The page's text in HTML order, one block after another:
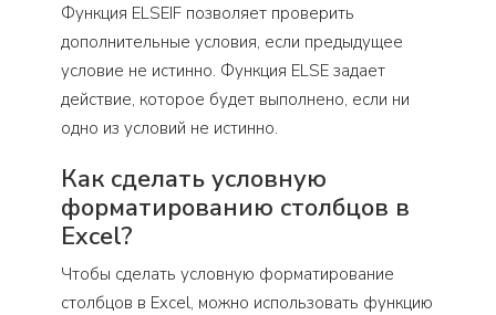
Функция ELSEIF позволяет проверить
дополнительные условия, если предыдущее
условие не истинно. Функция ELSE задает
действие, которое будет выполнено, если ни
одно из условий не истинно.
Как сделать условную
форматированию столбцов в
Excel?
Чтобы сделать условную форматирование
столбцов в Excel, можно использовать функцию